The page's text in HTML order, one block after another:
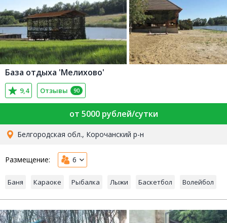
База отдыха 'Мелихово'
9,4 Отзывы 90
от 5000 рублей/сутки
Белгородская обл., Корочанский р-н
Размещение: 6
Баня Караоке Рыбалка Лыжи Баскетбол Волейбол